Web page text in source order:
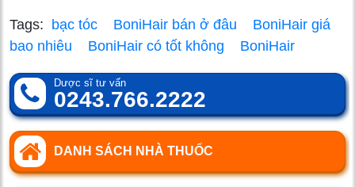
Tags: bạc tóc BoniHair bán ở đâu
BoniHair giá
bao nhiêu
BoniHair có tốt không BoniHair
Dược sĩ tư vấn
0243.766.2222
DANH SÁCH NHÀ THUỐC